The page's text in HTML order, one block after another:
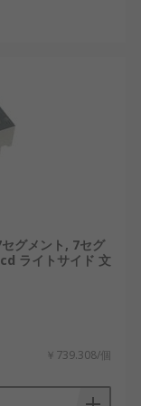
ち、日光下
ていま
用されてい
外や暗所
：交差点
ギー施設
期間の運
ベーター
グメント, 7セグ
ライトサイド 文
￥739.308/個